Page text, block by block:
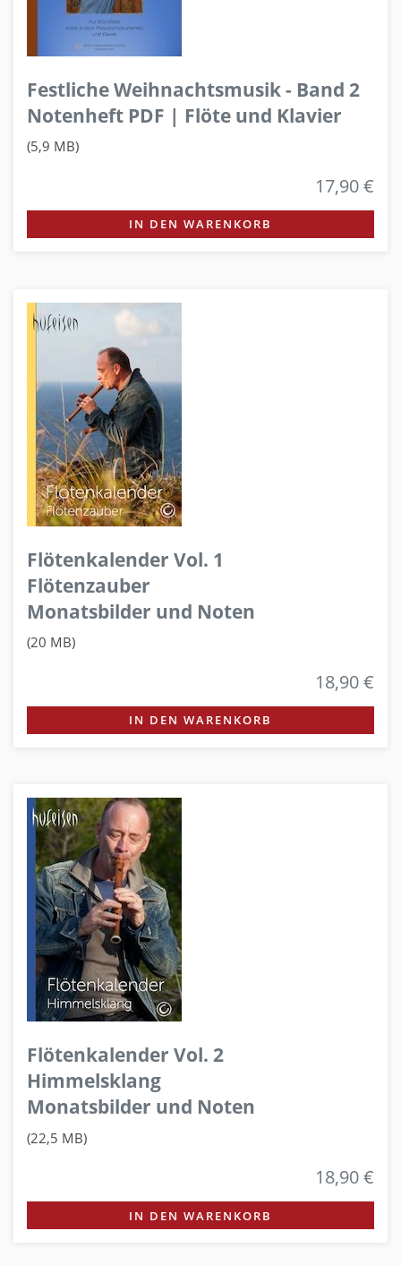
Festliche Weihnachtsmusik - Band 2
Notenheft PDF | Flöte und Klavier
(5,9 MB)
17,90 €
IN DEN WARENKORB
Flötenkalender Vol. 1
Flötenzauber
Monatsbilder und Noten
(20 MB)
18,90 €
IN DEN WARENKORB
Flötenkalender Vol. 2
Himmelsklang
Monatsbilder und Noten
(22,5 MB)
18,90 €
IN DEN WARENKORB